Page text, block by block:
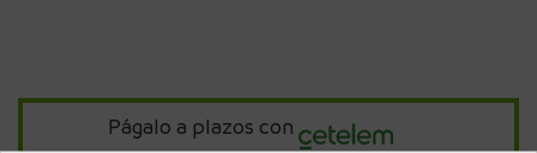
Págalo a plazos con